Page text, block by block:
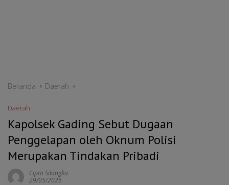
Beranda Daerah
Daerah
Kapolsek Gading Sebut Dugaan
Penggelapan oleh Oknum Polisi
Merupakan Tindakan Pribadi
Cipto Silangka
29/05/2026